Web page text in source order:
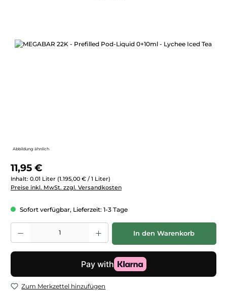
Bildergalerie überspringen
Abbildung ähnlich
Regulärer Preis:
11,95 €
Inhalt: 0.01 Liter (1.195,00 € / 1 Liter)
Preise inkl. MwSt. zzgl. Versandkosten
Sofort verfügbar, Lieferzeit: 1-3 Tage
Produkt Anzahl: Gib den gewünschten Wert ein oder benutze die
In den Warenkorb
Zum Merkzettel hinzufügen